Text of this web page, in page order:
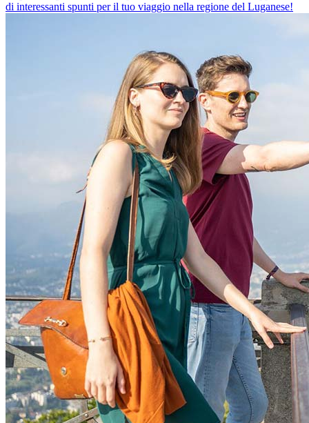
di interessanti spunti per il tuo viaggio nella regione del Luganese!